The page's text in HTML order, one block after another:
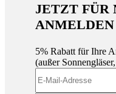
JETZT FÜR
ANMELDEN
5% Rabatt für Ihre
(außer